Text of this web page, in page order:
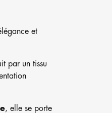
et
par un tissu
, elle se porte